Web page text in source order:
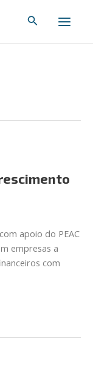
Pesquisar
apoio do PEAC
empresas a
com